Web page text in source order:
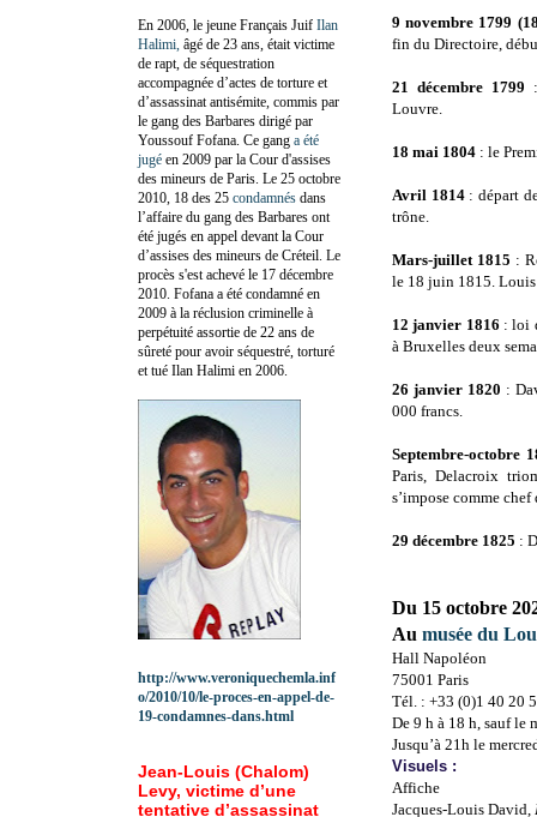
9 novembre 1799
fin du Directoire,
21 décembre 1799
Louvre.
18 mai 1804 : le
Avril 1814: départ
trône.
Mars-juillet 1815 :
le 18 juin 1815.
12 janvier 1816 : loi
à Bruxelles deux
26 janvier 1820 :
000 francs.
Septembre-octobre
Paris, Delacroix
s’impose comme
29 décembre 1825 :
Du 15 octobre
Au musée du
Hall Napoléon
75001 Paris
Tél. : +33 (0)1 40 20
De 9 h à 18 h, sauf le
Jusqu’à 21h le
Visuels :
Affiche
Jacques-Louis David,
En 2006, le jeune Français Juif Ilan
Halimi, âgé de 23 ans, était victime
de rapt, de séquestration
accompagnée d’actes de torture et
d’assassinat antisémite, commis par
le gang des Barbares dirigé par
Youssouf Fofana. Ce gang a été
jugé en 2009 par la Cour d'assises
des mineurs de Paris. Le 25 octobre
2010, 18 des 25 condamnés dans
l’affaire du gang des Barbares ont
été jugés en appel devant la Cour
d’assises des mineurs de Créteil. Le
procès s'est achevé le 17 décembre
2010. Fofana a été condamné en
2009 à la réclusion criminelle à
perpétuité assortie de 22 ans de
sûreté pour avoir séquestré, torturé
et tué Ilan Halimi en 2006.
http://www.veroniquechemla.inf
o/2010/10/le-proces-en-appel-de-
19-condamnes-dans.html
Jean-Louis (Chalom)
Levy, victime d’une
tentative d’assassinat